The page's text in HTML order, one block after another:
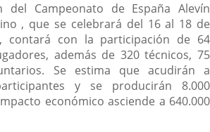
del Campeonato de España Alevín
, que se celebrará del 16 al 18 de
contará con la participación de 64
además de 320 técnicos, 75
Se estima que acudirán a
y se producirán 8.000
económico asciende a 640.000